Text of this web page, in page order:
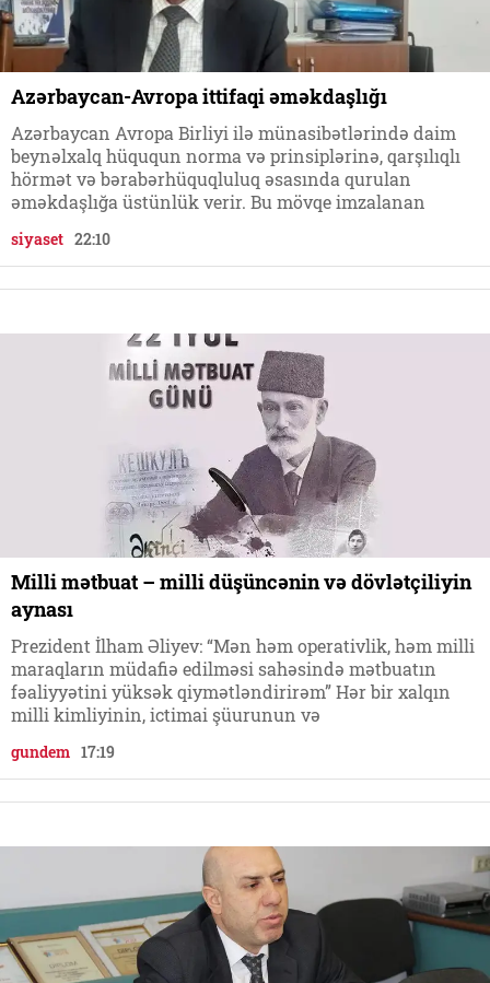
Azərbaycan-Avropa ittifaqi əməkdaşlığı
Azərbaycan Avropa Birliyi ilə münasibətlərində daim
beynəlxalq hüququn norma və prinsiplərinə, qarşılıqlı
hörmət və bərabərhüquqluluq əsasında qurulan
əməkdaşlığa üstünlük verir. Bu mövqe imzalanan
siyaset 22:10
Milli mətbuat – milli düşüncənin və dövlətçiliyin
aynası
Prezident İlham Əliyev: “Mən həm operativlik, həm milli
maraqların müdafiə edilməsi sahəsində mətbuatın
fəaliyyətini yüksək qiymətləndirirəm” Hər bir xalqın
milli kimliyinin, ictimai şüurunun və
gundem 17:19